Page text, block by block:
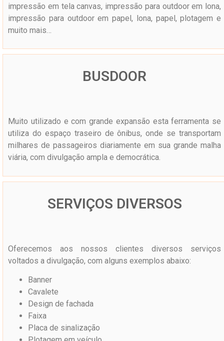
impressão em tela canvas, impressão para outdoor em lona,
impressão para outdoor em papel, lona, papel, plotagem e
muito mais…
BUSDOOR
Muito utilizado e com grande expansão esta ferramenta se
utiliza do espaço traseiro de ônibus, onde se transportam
milhares de passageiros diariamente em sua grande malha
viária, com divulgação ampla e democrática.
SERVIÇOS DIVERSOS
Oferecemos aos nossos clientes diversos serviços
voltados a divulgação, com alguns exemplos abaixo:
Banner
Cavalete
Design de fachada
Faixa
Placa de sinalização